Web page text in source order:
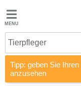
Jobted
Jobs
Gehalt
Tierpfleger
Tipp: geben Sie
anzusehen